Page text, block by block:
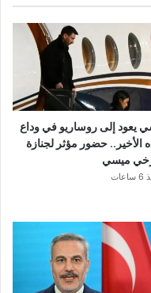
يعود إلى روساريو في وداع
الأخير.. حضور مؤثر لجنازة
ميسي